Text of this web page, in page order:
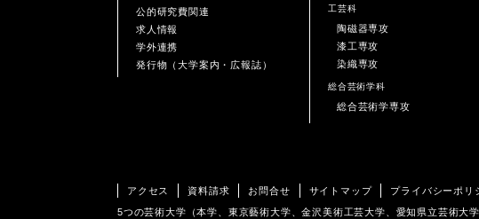
公的研究費関連
求人情報
学外連携
発行物（大学案内・広報誌）
工芸科
陶磁器専攻
漆工専攻
染織専攻
総合芸術学科
総合芸術学専攻
アクセス 資料請求 お問合せ サイトマップ
プライバシーポリ
5つの芸術大学（本学、東京藝術大学、金沢美術工芸大学、愛知県立芸術大